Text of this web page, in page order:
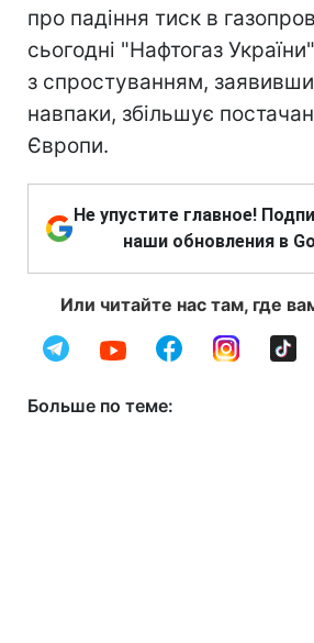
про падіння тиск в
сьогодні "Нафтогаз
з спростуванням,
навпаки, збільшує
Європи.
Не упустите главное!
наши обновления в
Или читайте нас там, где
Больше по теме: